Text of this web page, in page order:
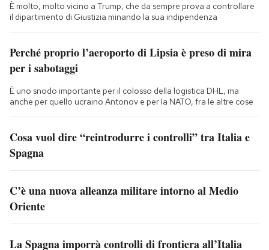
È molto, molto vicino a Trump, che da sempre prova a controllare
il dipartimento di Giustizia minando la sua indipendenza
Perché proprio l’aeroporto di Lipsia è preso di mira
per i sabotaggi
È uno snodo importante per il colosso della logistica DHL, ma
anche per quello ucraino Antonov e per la NATO, fra le altre cose
Cosa vuol dire “reintrodurre i controlli” tra Italia e
Spagna
C’è una nuova alleanza militare intorno al Medio
Oriente
La Spagna imporrà controlli di frontiera all’Italia